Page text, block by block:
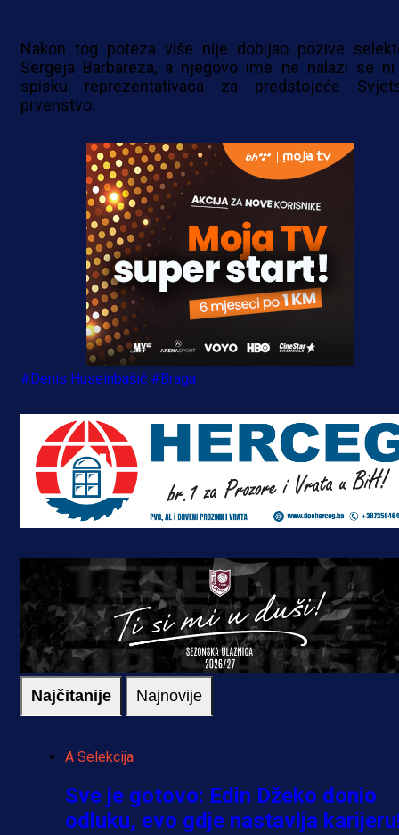
Nakon tog poteza više nije dobijao pozive
Sergeja Barbareza, a njegovo ime ne nalazi se
spisku reprezentativaca za predstojeće
prvenstvo.
#Denis Huseinbašić #Braga
Najčitanije Najnovije
A Selekcija
Sve je gotovo: Edin Džeko donio
odluku, evo gdje nastavlja